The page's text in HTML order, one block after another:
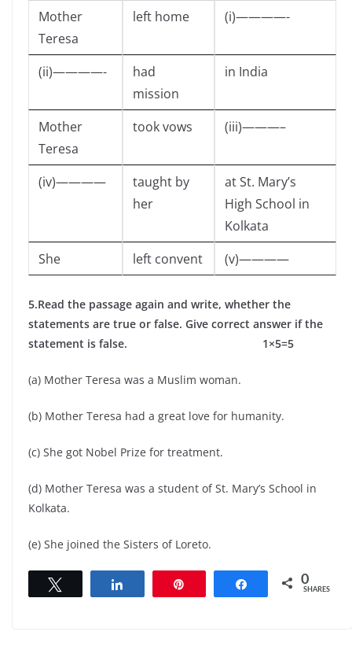
Mother
Teresa
left home (i)————-
(ii)————-
had
mission
in India
Mother
Teresa
took vows (iii)———–
(iv)————
taught by
her
at St. Mary’s
High School in
Kolkata
She
left convent (v)————
5.Read the passage again and write, whether the
statements are true or false. Give correct answer if the
statement is false. 1×5=5
(a) Mother Teresa was a Muslim woman.
(b) Mother Teresa had a great love for humanity.
(c) She got Nobel Prize for treatment.
(d) Mother Teresa was a student of St. Mary’s School in
Kolkata.
(e) She joined the Sisters of Loreto.
Share 0
SHARES